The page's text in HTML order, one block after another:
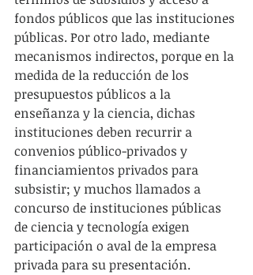
fondos públicos que las instituciones
públicas. Por otro lado, mediante
mecanismos indirectos, porque en la
medida de la reducción de los
presupuestos públicos a la
enseñanza y la ciencia, dichas
instituciones deben recurrir a
convenios público-privados y
financiamientos privados para
subsistir; y muchos llamados a
concurso de instituciones públicas
de ciencia y tecnología exigen
participación o aval de la empresa
privada para su presentación.